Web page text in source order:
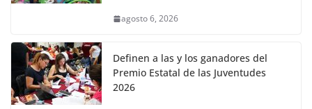
agosto 6, 2026
Definen a las y los ganadores del
Premio Estatal de las Juventudes
2026